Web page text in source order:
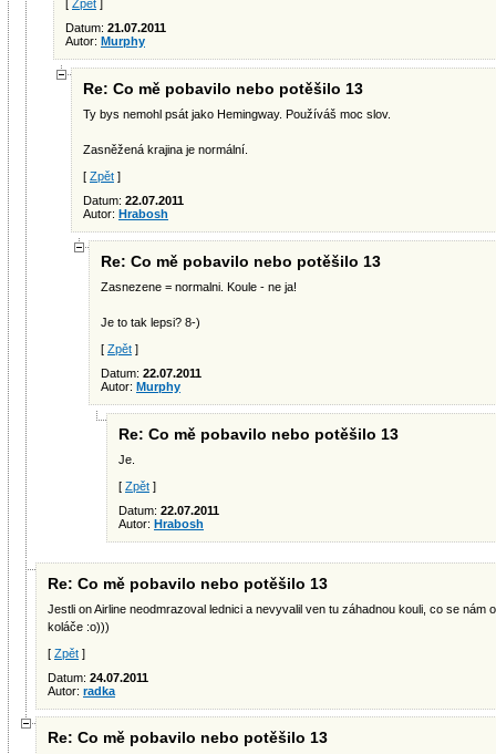
[ Zpět ]
Datum: 21.07.2011
Autor: Murphy
Re: Co mě pobavilo nebo potěšilo 13
Ty bys nemohl psát jako Hemingway. Používáš moc slov.
Zasněžená krajina je normální.
[ Zpět ]
Datum: 22.07.2011
Autor: Hrabosh
Re: Co mě pobavilo nebo potěšilo 13
Zasnezene = normalni. Koule - ne ja!
Je to tak lepsi? 8-)
[ Zpět ]
Datum: 22.07.2011
Autor: Murphy
Re: Co mě pobavilo nebo potěšilo 13
Je.
[ Zpět ]
Datum: 22.07.2011
Autor: Hrabosh
Re: Co mě pobavilo nebo potěšilo 13
Jestli on Airline neodmrazoval lednici a nevyvalil ven tu záhadnou kouli, co se nám
koláče :o)))
[ Zpět ]
Datum: 24.07.2011
Autor: radka
Re: Co mě pobavilo nebo potěšilo 13